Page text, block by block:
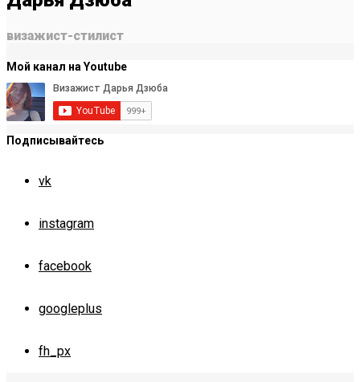
визажист-стилист
Мой канал на Youtube
Подписывайтесь
vk
instagram
facebook
googleplus
fh_px